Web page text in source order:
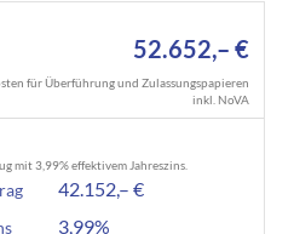
52.652,– €
für Überführung und Zulassungspapieren
inkl. NoVA
mit 3,99% effektivem Jahreszins.
42.152,– €
3,99%